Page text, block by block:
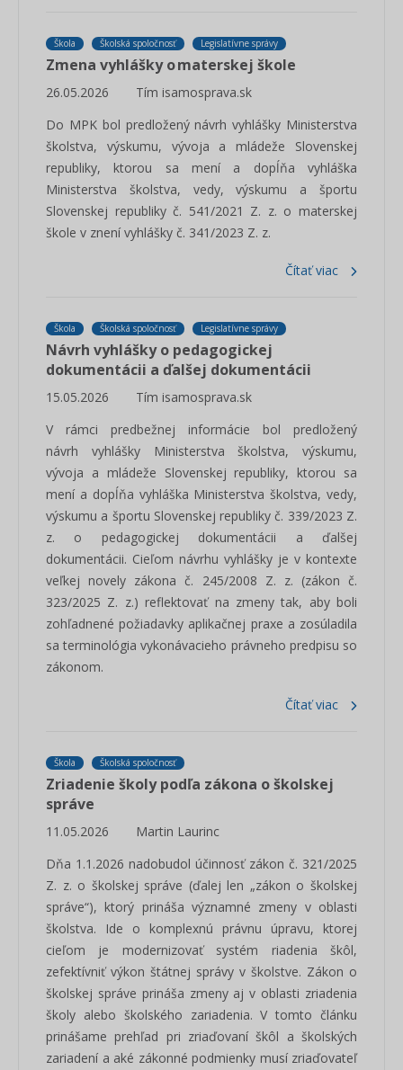
Škola Školská spoločnosť Legislatívne správy
Zmena vyhlášky o materskej škole
26.05.2026
Tím isamosprava.sk
Do MPK bol predložený návrh vyhlášky Ministerstva
školstva, výskumu, vývoja a mládeže Slovenskej
republiky, ktorou sa mení a dopĺňa vyhláška
Ministerstva školstva, vedy, výskumu a športu
Slovenskej republiky č. 541/2021 Z. z. o materskej
škole v znení vyhlášky č. 341/2023 Z. z.
Čítať viac
Škola Školská spoločnosť Legislatívne správy
Návrh vyhlášky o pedagogickej
dokumentácii a ďalšej dokumentácii
15.05.2026
Tím isamosprava.sk
V rámci predbežnej informácie bol predložený
návrh vyhlášky Ministerstva školstva, výskumu,
vývoja a mládeže Slovenskej republiky, ktorou sa
mení a dopĺňa vyhláška Ministerstva školstva, vedy,
výskumu a športu Slovenskej republiky č. 339/2023 Z.
z. o pedagogickej dokumentácii a ďalšej
dokumentácii. Cieľom návrhu vyhlášky je v kontexte
veľkej novely zákona č. 245/2008 Z. z. (zákon č.
323/2025 Z. z.) reflektovať na zmeny tak, aby boli
zohľadnené požiadavky aplikačnej praxe a zosúladila
sa terminológia vykonávacieho právneho predpisu so
zákonom.
Čítať viac
Škola Školská spoločnosť
Zriadenie školy podľa zákona o školskej
správe
11.05.2026
Martin Laurinc
Dňa 1.1.2026 nadobudol účinnosť zákon č. 321/2025
Z. z. o školskej správe (ďalej len „zákon o školskej
správe“), ktorý prináša významné zmeny v oblasti
školstva. Ide o komplexnú právnu úpravu, ktorej
cieľom je modernizovať systém riadenia škôl,
zefektívniť výkon štátnej správy v školstve. Zákon o
školskej správe prináša zmeny aj v oblasti zriadenia
školy alebo školského zariadenia. V tomto článku
prinášame prehľad pri zriaďovaní škôl a školských
zariadení a aké zákonné podmienky musí zriaďovateľ